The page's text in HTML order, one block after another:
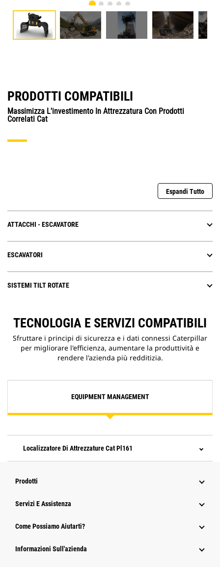
PRODOTTI COMPATIBILI
Massimizza L'investimento In Attrezzatura Con Prodotti
Correlati Cat
Espandi Tutto
ATTACCHI - ESCAVATORE
ESCAVATORI
SISTEMI TILT ROTATE
TECNOLOGIA E SERVIZI COMPATIBILI
Sfruttare i principi di sicurezza e i dati connessi Caterpillar
per migliorare l'efficienza, aumentare la produttività e
rendere l'azienda più redditizia.
EQUIPMENT MANAGEMENT
Localizzatore Di Attrezzature Cat Pl161
Prodotti
Servizi E Assistenza
Come Possiamo Aiutarti?
Informazioni Sull'azienda